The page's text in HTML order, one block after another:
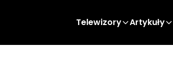
Telewizory Artykuły